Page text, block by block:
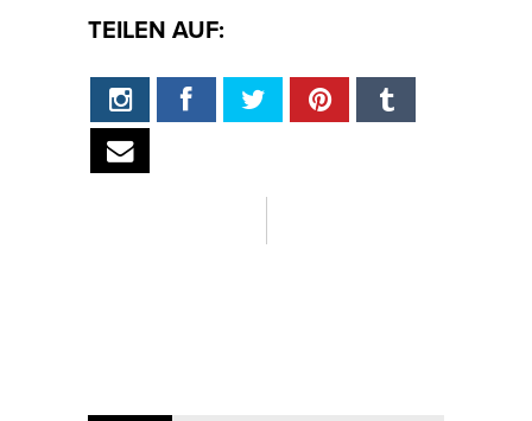
TEILEN AUF: